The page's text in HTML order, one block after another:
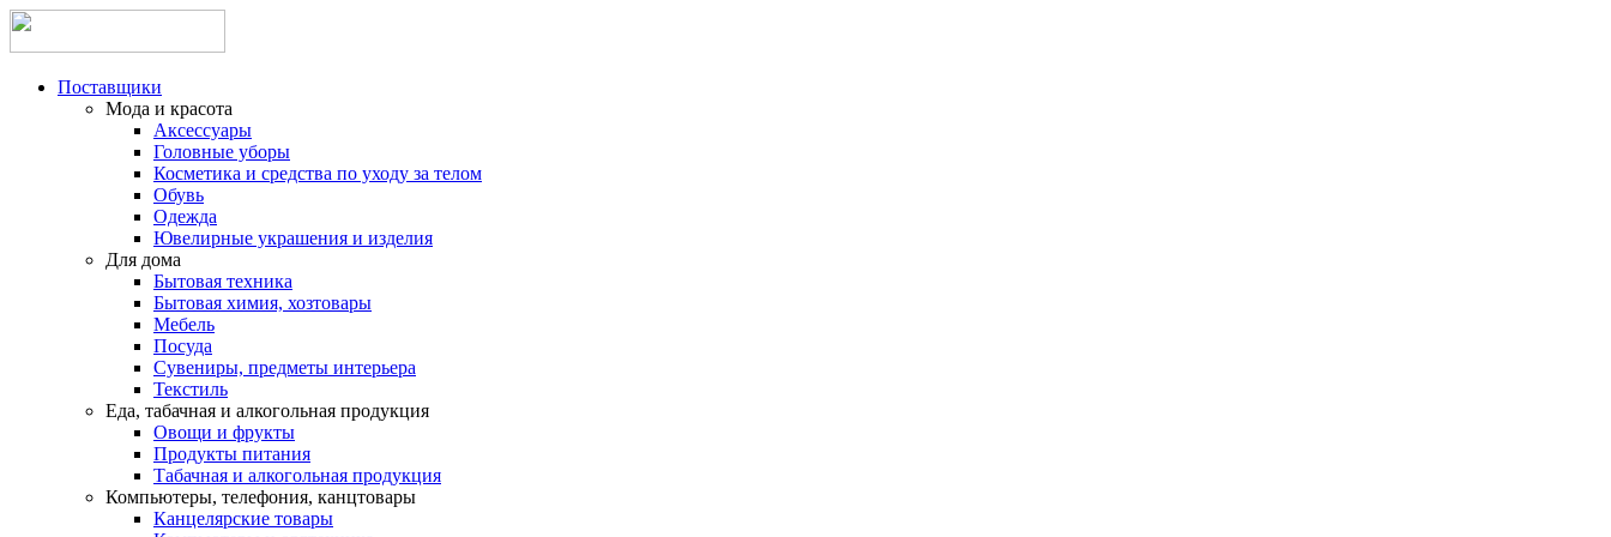
Поставщики
Мода и красота
Аксессуары
Головные уборы
Косметика и средства по уходу за телом
Обувь
Одежда
Ювелирные украшения и изделия
Для дома
Бытовая техника
Бытовая химия, хозтовары
Мебель
Посуда
Сувениры, предметы интерьера
Текстиль
Еда, табачная и алкогольная продукция
Овощи и фрукты
Продукты питания
Табачная и алкогольная продукция
Компьютеры, телефония, канцтовары
Канцелярские товары